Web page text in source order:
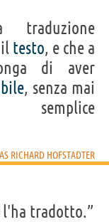
testo, e che a
di aver
, senza mai
RICHARD HOFSTADTER
l'ha tradotto.”